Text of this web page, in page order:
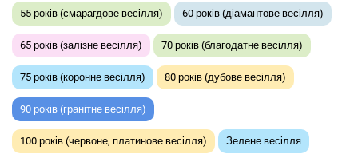
55 років (смарагдове весілля) 60 років (діамантове весілля)
65 років (залізне весілля) 70 років (благодатне весілля)
75 років (коронне весілля) 80 років (дубове весілля)
90 років (гранітне весілля)
100 років (червоне, платинове весілля) Зелене весілля